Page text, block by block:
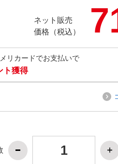
ネット販売
価格（税込）
リカードでお支払いで
ト獲得